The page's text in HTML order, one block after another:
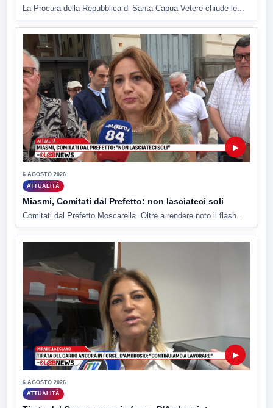
La Procura della Repubblica di Santa Capua Vetere chiude le...
▶
6 AGOSTO 2026
ATTUALITÀ
Miasmi, Comitati dal Prefetto: non lasciateci soli
Comitati dal Prefetto Moscarella. Oltre a rendere noto il flash...
▶
6 AGOSTO 2026
ATTUALITÀ